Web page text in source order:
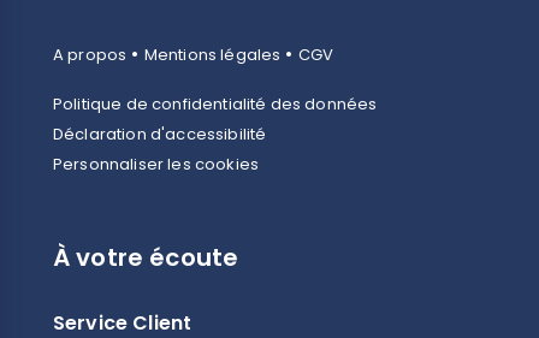
A propos • Mentions légales • CGV
Politique de confidentialité des données
Déclaration d'accessibilité
Personnaliser les cookies
À votre écoute
Service Client